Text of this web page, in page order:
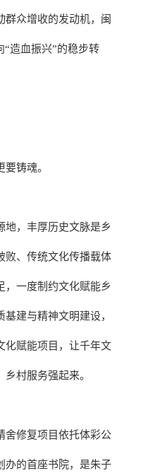
群众增收的发动机，闽
“造血振兴”的稳步转
铸魂。
地，丰厚历史文脉是乡
败、传统文化传播载体
，一度制约文化赋能乡
建与精神文明建设，
化赋能项目，让千年文
村服务强起来。
舍修复项目依托体彩公
办的首座书院，是朱子